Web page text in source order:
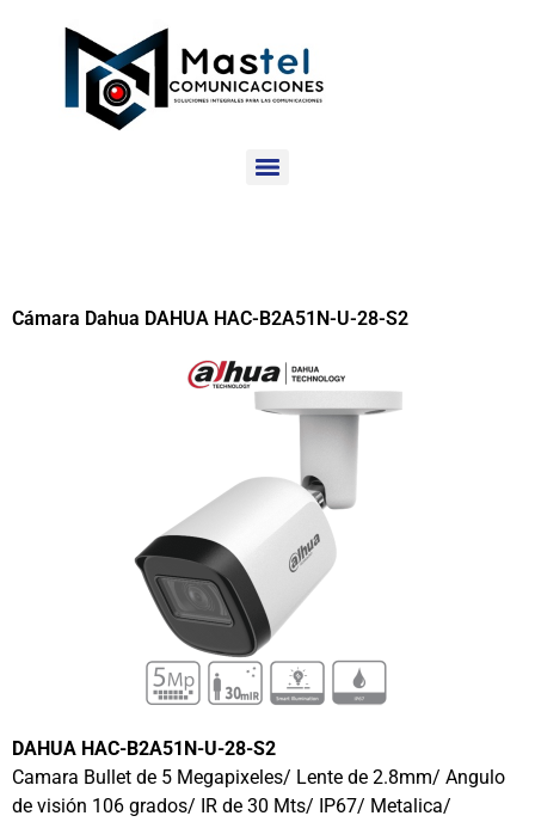
Cámara Dahua DAHUA HAC-B2A51N-U-28-S2
DAHUA HAC-B2A51N-U-28-S2
Camara Bullet de 5 Megapixeles/ Lente de 2.8mm/ Angulo
de visión 106 grados/ IR de 30 Mts/ IP67/ Metalica/